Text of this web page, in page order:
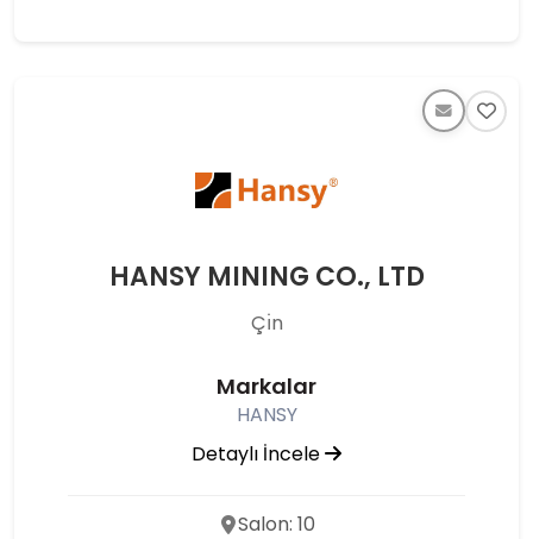
HANSY MINING CO., LTD
Çı̇n
Markalar
HANSY
Detaylı İncele
Salon: 10